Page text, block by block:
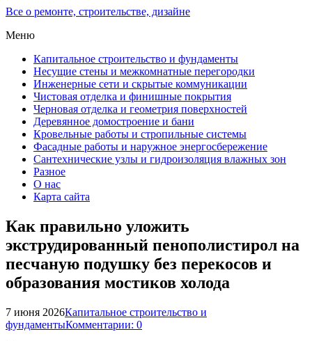
Все о ремонте, строительстве, дизайне
Меню
Капитальное строительство и фундаменты
Несущие стены и межкомнатные перегородки
Инженерные сети и скрытые коммуникации
Чистовая отделка и финишные покрытия
Черновая отделка и геометрия поверхностей
Деревянное домостроение и бани
Кровельные работы и стропильные системы
Фасадные работы и наружное энергосбережение
Сантехнические узлы и гидроизоляция влажных зон
Разное
О нас
Карта сайта
Как правильно уложить
экструдированный пенополистирол на
песчаную подушку без перекосов и
образования мостиков холода
7 июня 2026Капитальное строительство и
фундаментыКомментарии: 0